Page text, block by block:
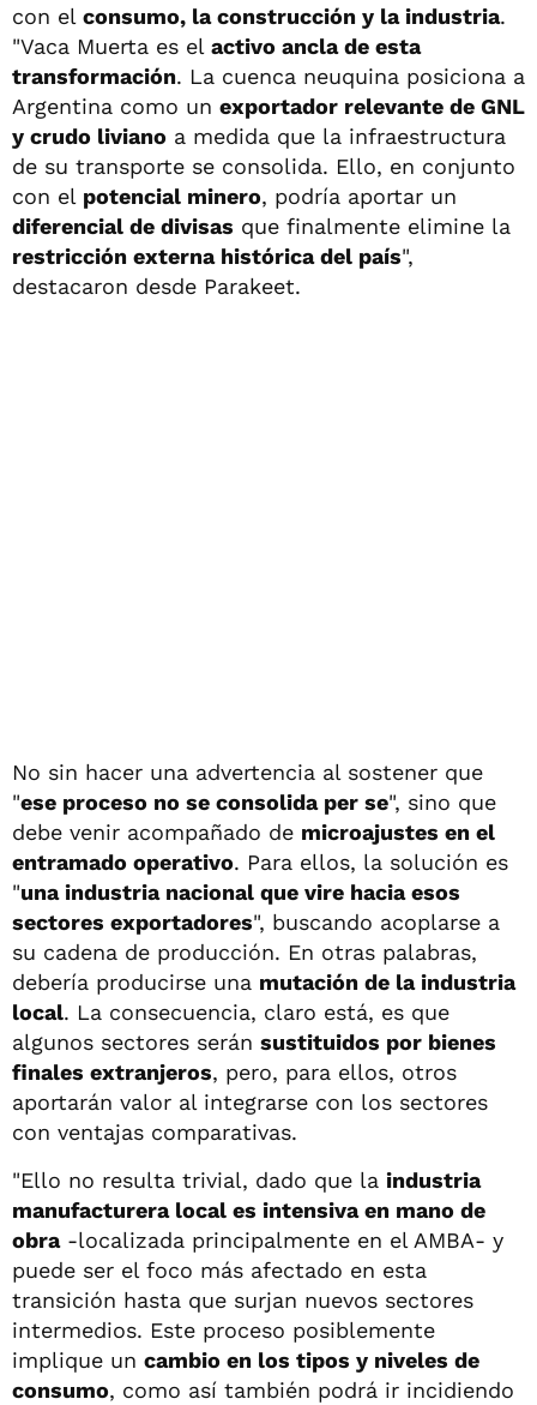
con el consumo, la construcción y la industria.
"Vaca Muerta es el activo ancla de esta
transformación. La cuenca neuquina posiciona a
Argentina como un exportador relevante de GNL
y crudo liviano a medida que la infraestructura
de su transporte se consolida. Ello, en conjunto
con el potencial minero, podría aportar un
diferencial de divisas que finalmente elimine la
restricción externa histórica del país",
destacaron desde Parakeet.
No sin hacer una advertencia al sostener que
"ese proceso no se consolida per se", sino que
debe venir acompañado de microajustes en el
entramado operativo. Para ellos, la solución es
"una industria nacional que vire hacia esos
sectores exportadores", buscando acoplarse a
su cadena de producción. En otras palabras,
debería producirse una mutación de la industria
local. La consecuencia, claro está, es que
algunos sectores serán sustituidos por bienes
finales extranjeros, pero, para ellos, otros
aportarán valor al integrarse con los sectores
con ventajas comparativas.
"Ello no resulta trivial, dado que la industria
manufacturera local es intensiva en mano de
obra-localizada principalmente en el AMBA- y
puede ser el foco más afectado en esta
transición hasta que surjan nuevos sectores
intermedios. Este proceso posiblemente
implique un cambio en los tipos y niveles de
consumo, como así también podrá ir incidiendo